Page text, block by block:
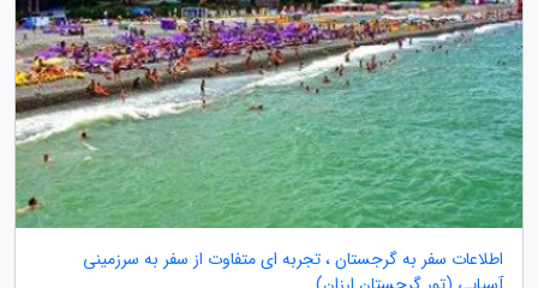
اطلاعات سفر به گرجستان ، تجربه ای متفاوت از سفر به سرزمینی